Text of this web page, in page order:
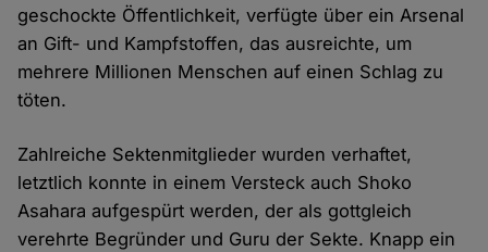
geschockte Öffentlichkeit, verfügte über ein Arsenal
an Gift- und Kampfstoffen, das ausreichte, um
mehrere Millionen Menschen auf einen Schlag zu
töten.
Zahlreiche Sektenmitglieder wurden verhaftet,
letztlich konnte in einem Versteck auch Shoko
Asahara aufgespürt werden, der als gottgleich
verehrte Begründer und Guru der Sekte. Knapp ein